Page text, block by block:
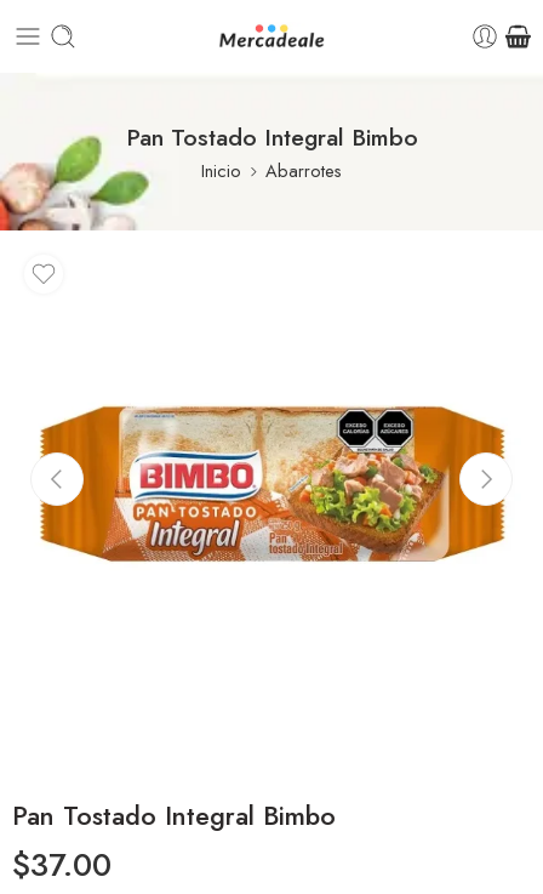
Pan Tostado Integral Bimbo
Inicio Abarrotes
Pan Tostado Integral Bimbo
$37.00